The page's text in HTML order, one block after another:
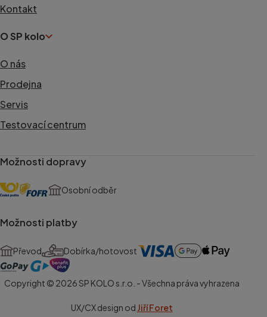
Kontakt
O SP kolo
O nás
Prodejna
Servis
Testovací centrum
Možnosti dopravy
Osobní odběr
Možnosti platby
Převod Dobírka/hotovost
Copyright © 2026 SP KOLO s.r.o. - Všechna práva vyhrazena
UX/CX design od Jiří Foret